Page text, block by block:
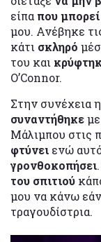
είπα που
μου. Ανέβηκε
κάτι σκληρό
του και
O’Connor.
Στην συνέχεια
συναντήθηκε
Μάλιμπου στις
φτύνει ενώ
γρονθοκοπήσει
του σπιτιού
μου να κάνω
τραγουδίστρια.